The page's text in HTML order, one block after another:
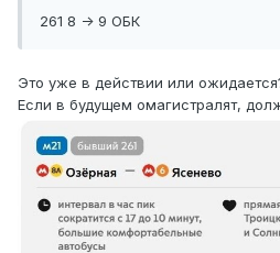
261 8 -> 9 ОБК
Это уже в действии или
Если в будущем омагистралят,